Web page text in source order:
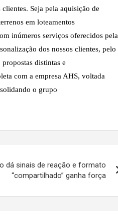
Seja pela aquisição de
em loteamentos
inúmeros serviços oferecidos pela
dos nossos clientes, pelo
distintas e
com a empresa AHS, voltada
o grupo
dá sinais de reação e formato
“compartilhado” ganha força